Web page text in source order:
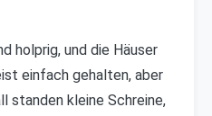
holprig, und die Häuser
einfach gehalten, aber
standen kleine Schreine,